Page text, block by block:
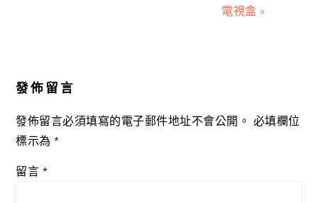
電視盒 »
發佈留言
發佈留言必須填寫的電子郵件地址不會公開。 必填欄位
標示為*
留言 *